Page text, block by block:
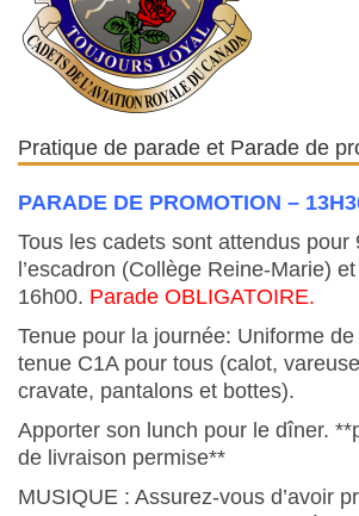
Pratique de parade et Parade de
PARADE DE PROMOTION –
Tous les cadets sont attendus pour
l’escadron (Collège Reine-Marie)
16h00. Parade OBLIGATOIRE.
Tenue pour la journée: Uniforme
tenue C1A pour tous (calot,
cravate, pantalons et bottes).
Apporter son lunch pour le dîner.
de livraison permise**
MUSIQUE : Assurez-vous d’avoir